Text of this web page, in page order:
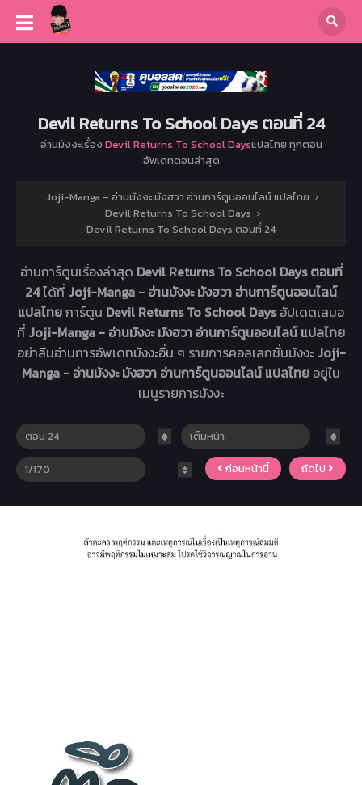
Devil Returns To School Days ตอนที่ 24
อ่านมังงะเรื่อง Devil Returns To School Daysแปลไทย ทุกตอน
อัพเดทตอนล่าสุด
Joji-Manga – อ่านมังงะ มังฮวา อ่านการ์ตูนออนไลน์ แปลไทย ›
Devil Returns To School Days ›
Devil Returns To School Days ตอนที่ 24
อ่านการ์ตูนเรื่องล่าสุด Devil Returns To School Days ตอนที่
24ได้ที่ Joji-Manga - อ่านมังงะ มังฮวา อ่านการ์ตูนออนไลน์
แปลไทยการ์ตูน Devil Returns To School Daysอัปเดตเสมอ
ที่ Joji-Manga - อ่านมังงะ มังฮวา อ่านการ์ตูนออนไลน์ แปลไทย
อย่าลืมอ่านการอัพเดทมังงะอื่น ๆ รายการคอลเลกชั่นมังงะ Joji-
Manga - อ่านมังงะ มังฮวา อ่านการ์ตูนออนไลน์ แปลไทย อยู่ใน
เมนูรายการมังงะ
ก่อนหน้านี้ ถัดไป